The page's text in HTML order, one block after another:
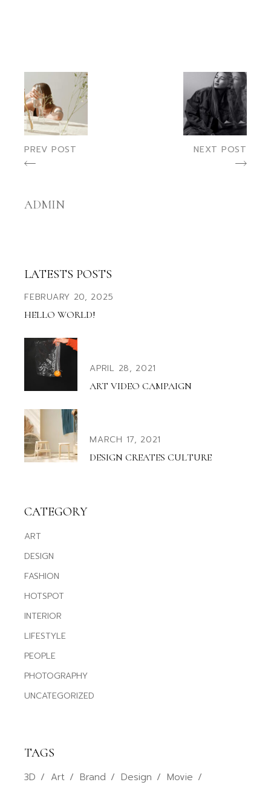
PREV POST NEXT POST
ADMIN
LATESTS POSTS
FEBRUARY 20, 2025
HELLO WORLD!
APRIL 28, 2021
ART VIDEO CAMPAIGN
MARCH 17, 2021
DESIGN CREATES CULTURE
CATEGORY
ART
DESIGN
FASHION
HOTSPOT
INTERIOR
LIFESTYLE
PEOPLE
PHOTOGRAPHY
UNCATEGORIZED
TAGS
3D Art Brand Design
Movie